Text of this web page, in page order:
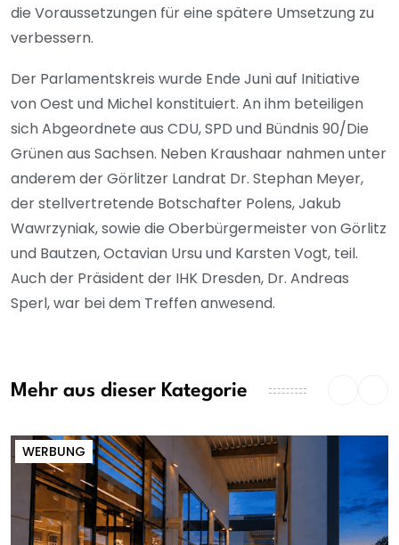
die Voraussetzungen für eine spätere Umsetzung zu
verbessern.
Der Parlamentskreis wurde Ende Juni auf Initiative
von Oest und Michel konstituiert. An ihm beteiligen
sich Abgeordnete aus CDU, SPD und Bündnis 90/Die
Grünen aus Sachsen. Neben Kraushaar nahmen unter
anderem der Görlitzer Landrat Dr. Stephan Meyer,
der stellvertretende Botschafter Polens, Jakub
Wawrzyniak, sowie die Oberbürgermeister von Görlitz
und Bautzen, Octavian Ursu und Karsten Vogt, teil.
Auch der Präsident der IHK Dresden, Dr. Andreas
Sperl, war bei dem Treffen anwesend.
Mehr aus dieser Kategorie
WERBUNG